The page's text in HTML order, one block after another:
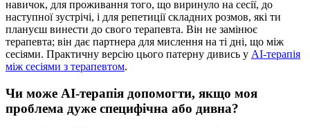
навичок, для проживання того, що виринуло на сесії, до
наступної зустрічі, і для репетиції складних розмов, які ти
плануєш винести до свого терапевта. Він не замінює
терапевта; він дає партнера для мислення на ті дні, що між
сесіями. Практичну версію цього патерну дивись у AI-терапія
між сесіями з терапевтом.
Чи може AI-терапія допомогти, якщо моя
проблема дуже специфічна або дивна?